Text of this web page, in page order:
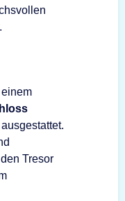
ausgestattet.
Tresor